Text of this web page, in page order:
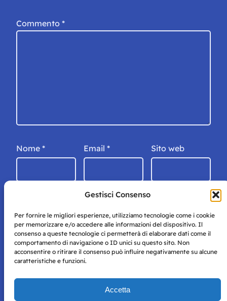
Gestisci Consenso
Per fornire le migliori esperienze, utilizziamo tecnologie come i cookie
per memorizzare e/o accedere alle informazioni del dispositivo. Il
consenso a queste tecnologie ci permetterà di elaborare dati come il
comportamento di navigazione o ID unici su questo sito. Non
acconsentire o ritirare il consenso può influire negativamente su alcune
caratteristiche e funzioni.
Accetta
Commento *
Nome * Email * Sito web
Storie di Napoli è una testata registrata presso il tribunale di